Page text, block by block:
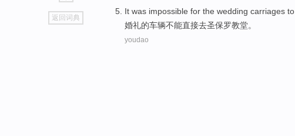
go
top
返回词典
It was impossible for the wedding carriages to
婚礼的车辆不能直接去圣保罗教堂。
youdao